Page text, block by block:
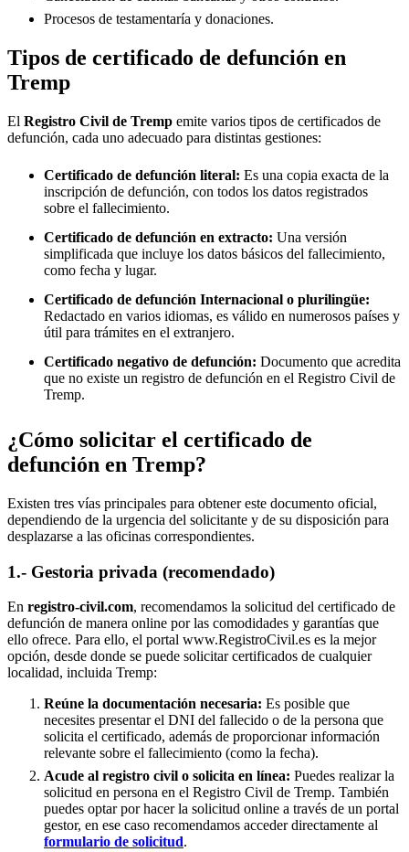
Procesos de testamentaría y donaciones.
Tipos de certificado de defunción en
Tremp
El Registro Civil de Tremp emite varios tipos de certificados de
defunción, cada uno adecuado para distintas gestiones:
Certificado de defunción literal: Es una copia exacta de la
inscripción de defunción, con todos los datos registrados
sobre el fallecimiento.
Certificado de defunción en extracto: Una versión
simplificada que incluye los datos básicos del fallecimiento,
como fecha y lugar.
Certificado de defunción Internacional o plurilingüe:
Redactado en varios idiomas, es válido en numerosos países y
útil para trámites en el extranjero.
Certificado negativo de defunción: Documento que acredita
que no existe un registro de defunción en el Registro Civil de
Tremp.
¿Cómo solicitar el certificado de
defunción en Tremp?
Existen tres vías principales para obtener este documento oficial,
dependiendo de la urgencia del solicitante y de su disposición para
desplazarse a las oficinas correspondientes.
1.- Gestoria privada (recomendado)
En registro-civil.com, recomendamos la solicitud del certificado de
defunción de manera online por las comodidades y garantías que
ello ofrece. Para ello, el portal www.RegistroCivil.es es la mejor
opción, desde donde se puede solicitar certificados de cualquier
localidad, incluida Tremp:
Reúne la documentación necesaria: Es posible que
necesites presentar el DNI del fallecido o de la persona que
solicita el certificado, además de proporcionar información
relevante sobre el fallecimiento (como la fecha).
Acude al registro civil o solicita en línea: Puedes realizar la
solicitud en persona en el Registro Civil de Tremp. También
puedes optar por hacer la solicitud online a través de un portal
gestor, en ese caso recomendamos acceder directamente al
formulario de solicitud.